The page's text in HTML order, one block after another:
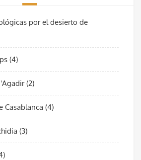
por el desierto de
(4)
(2)
Casablanca (4)
(3)